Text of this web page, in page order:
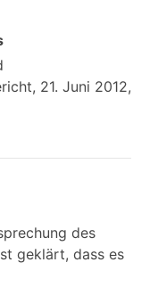
21. Juni 2012,
des
geklärt, dass es